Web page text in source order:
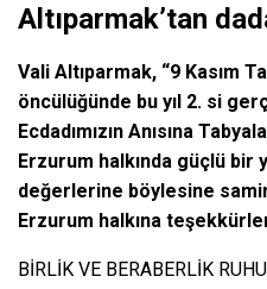
Altıparmak’tan
Vali Altıparmak, “9 Kasım
öncülüğünde bu yıl 2. si
Ecdadımızın Anısına
Erzurum halkında güçlü bir
değerlerine böylesine
Erzurum halkına
BİRLİK VE BERABERLİK RUHU